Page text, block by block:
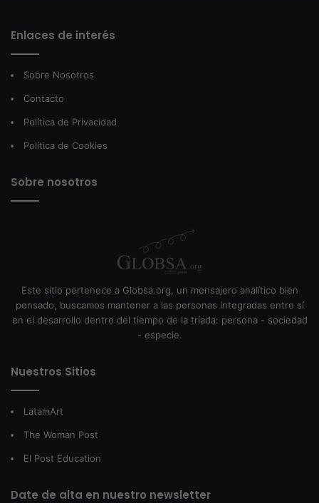
Enlaces de interés
Sobre Nosotros
Contacto
Política de Privacidad
Política de Cookies
Sobre nosotros
Este sitio pertenece a Globsa.org, un mensajero analítico bien
pensado, buscamos mantener a las personas integradas entre sí
en el desarrollo dentro del tiempo de la tríada: persona - sociedad
- especie.
Nuestros Sitios
LatamArt
The Woman Post
El Post Education
Date de alta en nuestro newsletter